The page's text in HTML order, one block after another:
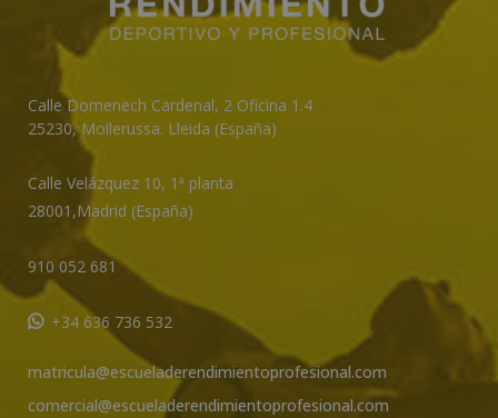
t
i
e
:
Calle Domenech Cardenal, 2 Oficina 1.4
25230, Mollerussa. Lleida (España)
Calle Velázquez 10, 1ª planta
28001,Madrid (España)
910 052 681
+34 636 736 532
matricula@escueladerendimientoprofesional.com
comercial@escueladerendimientoprofesional.com